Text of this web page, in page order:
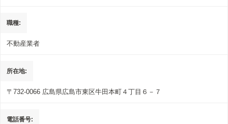
職種
不動産業者
所在地
〒732-0066 広島県広島市東区牛田本町４丁目６－７
電話番号